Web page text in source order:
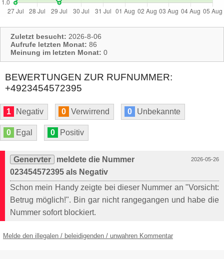
Zuletzt besucht: 2026-8-06
Aufrufe letzten Monat: 86
Meinung im letzten Monat: 0
BEWERTUNGEN ZUR RUFNUMMER:
+4923454572395
1 Negativ 0 Verwirrend 0 Unbekannte
0 Egal 0 Positiv
2026-05-26
Genervter
meldete die Nummer
023454572395 als Negativ
Schon mein Handy zeigte bei dieser Nummer an "Vorsicht:
Betrug möglich!". Bin gar nicht rangegangen und habe die
Nummer sofort blockiert.
Melde den illegalen / beleidigenden / unwahren Kommentar